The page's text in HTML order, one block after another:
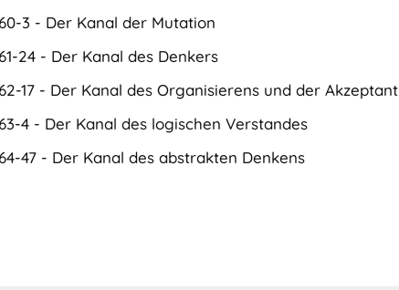
60-3 - Der Kanal der Mutation
61-24 - Der Kanal des Denkers
62-17 - Der Kanal des Organisierens und der Akzeptant
63-4 - Der Kanal des logischen Verstandes
64-47 - Der Kanal des abstrakten Denkens